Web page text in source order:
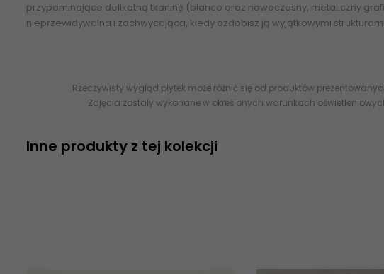
przypominające delikatną tkaninę (bianco oraz nowoczesny, metaliczny
nieprzewidywalna i zachwycająca, kiedy ozdobisz ją wyjątkowymi
Rzeczywisty wygląd płytek może różnić się od produktów
Zdjęcia zostały wykonane w określonych warunkach
Inne produkty z tej kolekcji